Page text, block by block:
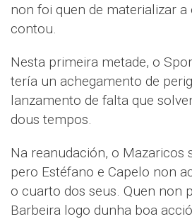
non foi quen de materializar a
contou.
Nesta primeira metade, o
tería un achegamento de
lanzamento de falta que
dous tempos.
Na reanudación, o Mazaricos
pero Estéfano e Capelo non
o cuarto dos seus. Quen non
Barbeira logo dunha boa